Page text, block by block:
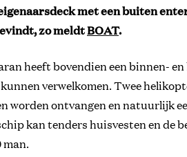
met een buiten
zo meldtBOAT.
heeft bovendien een binnen-
verwelkomen. Twee
worden ontvangen en natuurlijk
kan tenders huisvesten en de